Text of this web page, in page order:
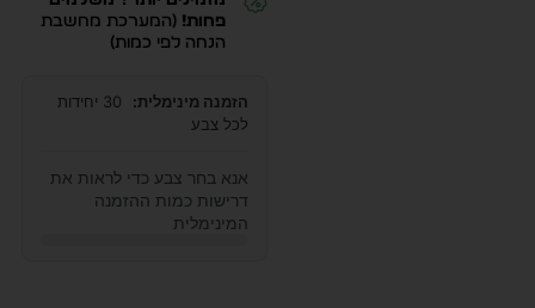
פחות! (המערכת מחשבת
הנחה לפי כמות)
הזמנה מינימלית:
30 יחידות
לכל צבע
אנא בחר צבע כדי לראות את
דרישות כמות ההזמנה
המינימלית